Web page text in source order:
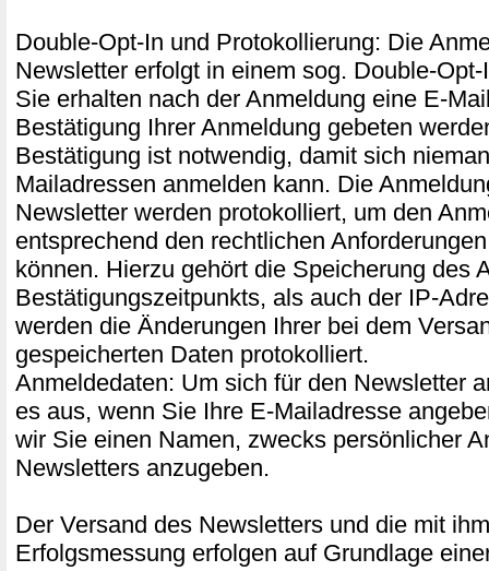
Double-Opt-In und Protokollierung: Die
Newsletter erfolgt in einem sog. Double-
Sie erhalten nach der Anmeldung eine E-
Bestätigung Ihrer Anmeldung gebeten
Bestätigung ist notwendig, damit sich
Mailadressen anmelden kann. Die
Newsletter werden protokolliert, um den
entsprechend den rechtlichen
können. Hierzu gehört die Speicherung des
Bestätigungszeitpunkts, als auch der IP-
werden die Änderungen Ihrer bei dem
gespeicherten Daten protokolliert.
Anmeldedaten: Um sich für den Newsletter
es aus, wenn Sie Ihre E-Mailadresse
wir Sie einen Namen, zwecks persönlicher
Newsletters anzugeben.
Der Versand des Newsletters und die mit
Erfolgsmessung erfolgen auf Grundlage